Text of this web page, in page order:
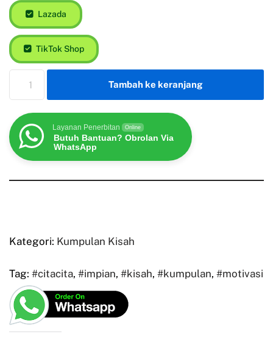
Lazada
TikTok Shop
Tambah ke keranjang
Layanan Penerbitan Online
Butuh Bantuan? Obrolan Via
WhatsApp
Kategori: Kumpulan Kisah
Tag: #citacita, #impian, #kisah, #kumpulan, #motivasi